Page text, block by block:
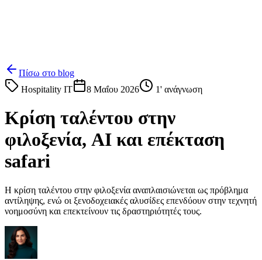
Πίσω στο blog
Hospitality IT
8 Μαΐου 2026 1' ανάγνωση
Κρίση ταλέντου στην
φιλοξενία, AI και επέκταση
safari
Η κρίση ταλέντου στην φιλοξενία αναπλαισιώνεται ως πρόβλημα
αντίληψης, ενώ οι ξενοδοχειακές αλυσίδες επενδύουν στην τεχνητή
νοημοσύνη και επεκτείνουν τις δραστηριότητές τους.